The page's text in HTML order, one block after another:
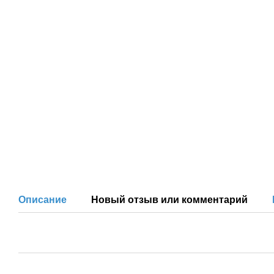
Описание Новый отзыв или комментарий